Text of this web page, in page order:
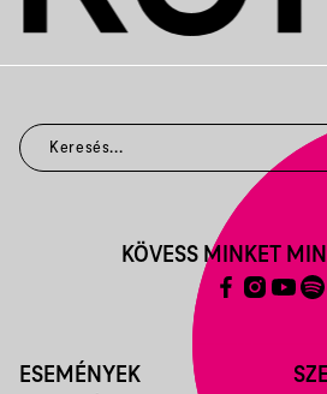
ESEMÉNYEK
KÖVESS MINKET